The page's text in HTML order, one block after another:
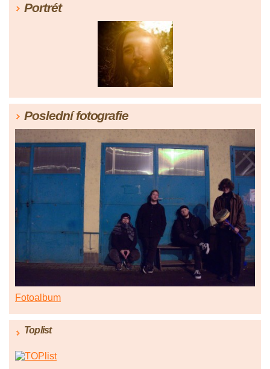
Portrét
Poslední fotografie
Fotoalbum
Toplist